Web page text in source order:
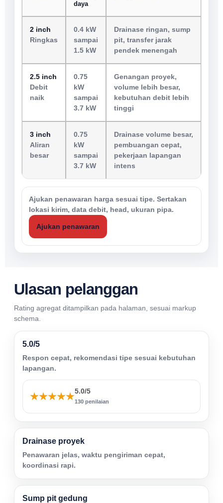
daya
2 inch
Ringkas
0.4 kW
sampai
1.5 kW
Drainase ringan, sump
pit, transfer jarak
pendek menengah
2.5 inch
Debit
naik
0.75
kW
sampai
3.7 kW
Genangan proyek,
volume lebih besar,
kebutuhan debit lebih
tinggi
3 inch
Aliran
besar
0.75
kW
sampai
3.7 kW
Drainase volume besar,
pembuangan cepat,
pekerjaan lapangan
intens
Ajukan penawaran harga sesuai tipe. Sertakan
lokasi kirim, data debit, head, ukuran pipa.
Ajukan penawaran
Ulasan pelanggan
Rating agregat ditampilkan pada halaman, sesuai markup
schema.
5.0/5
Respon cepat, rekomendasi tipe sesuai kebutuhan
lapangan.
5.0/5
130 penilaian
Drainase proyek
Penawaran jelas, waktu pengiriman cepat,
koordinasi rapi.
Sump pit gedung